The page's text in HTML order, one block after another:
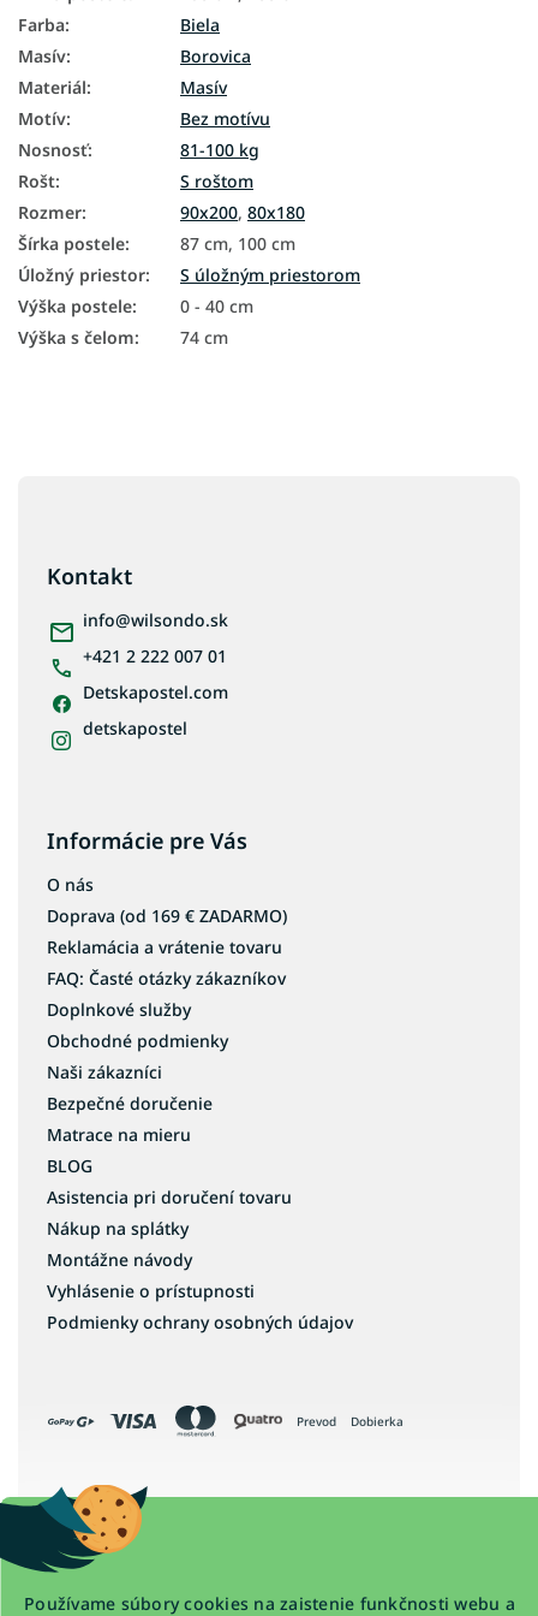
Používame súbory cookies na zaistenie funkčnosti webu a
Farba:
Biela
Masív:
Borovica
Materiál:
Masív
Motív:
Bez motívu
Nosnosť:
81-100 kg
Rošt:
S roštom
Rozmer: 90x200, 80x180
Šírka postele:
87 cm, 100 cm
Úložný priestor:
S úložným priestorom
Výška postele:
0 - 40 cm
Výška s čelom: 74 cm
Kontakt
info@wilsondo.sk
+421 2 222 007 01
Detskapostel.com
detskapostel
Informácie pre Vás
O nás
Doprava (od 169 € ZADARMO)
Reklamácia a vrátenie tovaru
FAQ: Časté otázky zákazníkov
Doplnkové služby
Obchodné podmienky
Naši zákazníci
Bezpečné doručenie
Matrace na mieru
BLOG
Asistencia pri doručení tovaru
Nákup na splátky
Montážne návody
Vyhlásenie o prístupnosti
Podmienky ochrany osobných údajov
Prevod Dobierka
Copyright 2026
www.detskapostel.com
. Všetky práva vyhradené.